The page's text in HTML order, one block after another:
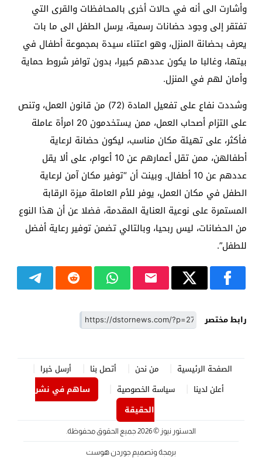
وأشارت الى أنه في حالات أخرى بالمحافظات والقرى التي
تفتقر إلى وجود حضانات رسمية، يرسل الطفل الى ما بات
يعرف بحضانة المنزل، وهو اعتناء سيدة بمجموعة أطفال في
بيتها، وغالبا ما يكون عددهم كبيرا، بدون توافر شروط حماية
وأمان لهم في المنزل.
وشددت نفاع على تفعيل المادة (72) من قانون العمل، وتنص
على التزام أصحاب العمل، ممن يستخدمون 20 امرأة عاملة
فأكثر، على تهيئة مكان مناسب، ليكون حضانة لرعاية
أطفالهن، ممن تقل أعمارهم عن 10 أعوام، على ألا يقل
عددهم عن 10 أطفال. وبينت أن “توفير مكان آمن لرعاية
الطفل في مكان العمل، يوفر للأم العاملة ميزة الرقابة
المستمرة على نوعية العناية المقدمة، فضلا عن أن هذا النوع
من الحضانات، ليس ربحيا، وبالتالي تضمن توفير رعاية أفضل
للطفل”.
رابط مختصر
الصفحة الرئيسية من نحن أتصل بنا
أرسل خبرا
أعلن لدينا
سياسة الخصوصية
ساهم في نشر
الحقيقة
الدستور نيوز © 2026 جميع الحقوق محفوظة.
برمجة وتصميم جوردن هوست